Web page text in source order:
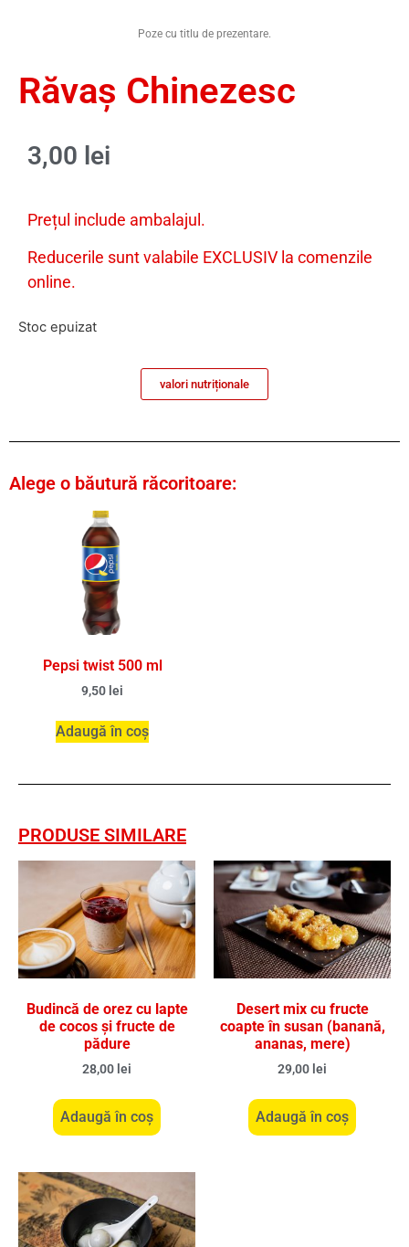
Poze cu titlu de prezentare.
Răvaș Chinezesc
3,00 lei
Prețul include ambalajul.
Reducerile sunt valabile EXCLUSIV la comenzile
online.
Stoc epuizat
valori nutriționale
Alege o băutură răcoritoare:
Pepsi twist 500 ml
9,50 lei
Adaugă în coș
PRODUSE SIMILARE
Budincă de orez cu lapte
de cocos și fructe de
pădure
28,00 lei
Adaugă în coș
Desert mix cu fructe
coapte în susan (banană,
ananas, mere)
29,00 lei
Adaugă în coș